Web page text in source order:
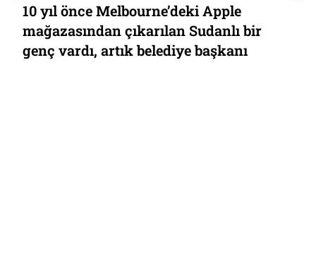
10 yıl önce Melbourne’deki Apple
mağazasından çıkarılan Sudanlı bir
genç vardı, artık belediye başkanı